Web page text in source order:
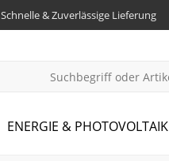
Schnelle & Zuverlässige Lieferung
ENERGIE & PHOTOVOLTAIK